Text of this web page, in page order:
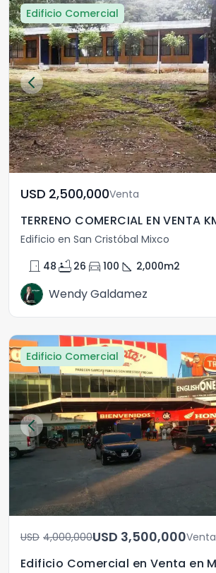
Edificio Comercial
USD	2,500,000Venta
Edificio en San Cristóbal Mixco
door_front 48 bathtub 26 directions_car 100 square_foot 2,000m2
Wendy Galdamez
Edificio Comercial
USD	4,000,000 USD	3,500,000Venta